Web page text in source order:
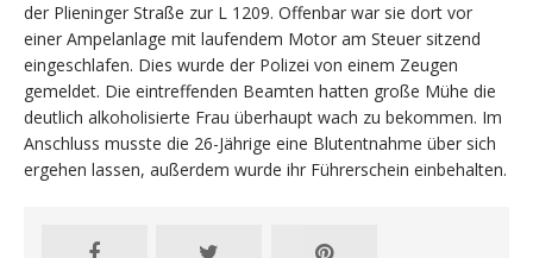
der Plieninger Straße zur L 1209. Offenbar war sie dort vor
einer Ampelanlage mit laufendem Motor am Steuer sitzend
eingeschlafen. Dies wurde der Polizei von einem Zeugen
gemeldet. Die eintreffenden Beamten hatten große Mühe die
deutlich alkoholisierte Frau überhaupt wach zu bekommen. Im
Anschluss musste die 26-Jährige eine Blutentnahme über sich
ergehen lassen, außerdem wurde ihr Führerschein einbehalten.